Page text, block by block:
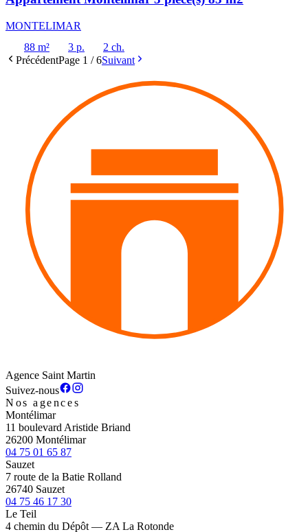
MONTELIMAR
88 m²
3 p.
2 ch.
PrécédentPage 1 /6Suivant
Agence Saint Martin
Suivez-nous
Nos agences
Montélimar
11 boulevard Aristide Briand
26200 Montélimar
04 75 01 65 87
Sauzet
7 route de la Batie Rolland
26740 Sauzet
04 75 46 17 30
Le Teil
4 chemin du Dépôt — ZA La Rotonde